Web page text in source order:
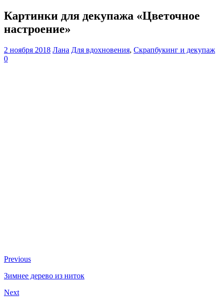
Картинки для декупажа «Цветочное
настроение»
2 ноября 2018 Лана Для вдохновения, Скрапбукинг и декупаж
0
Previous
Зимнее дерево из ниток
Next